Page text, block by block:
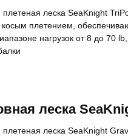
леска SeaKnight
плетением,
нагрузок от 8 до 70
леска
плетеная леска SeaKnight